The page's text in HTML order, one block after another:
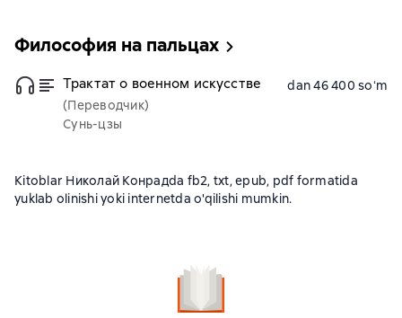
Философия на пальцах
Трактат о военном искусстве
(Переводчик)
Сунь-цзы
dan 46 400 soʻm
Kitoblar Николай Конрадda fb2, txt, epub, pdf formatida
yuklab olinishi yoki internetda o'qilishi mumkin.